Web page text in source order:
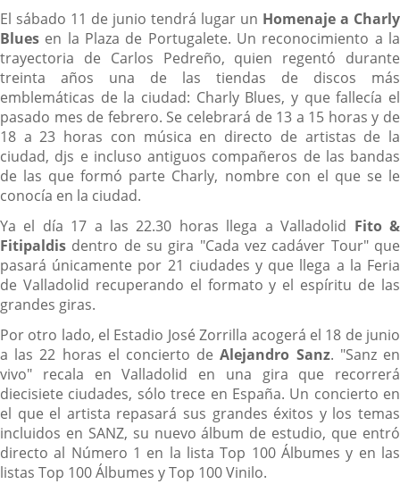
El sábado 11 de junio tendrá lugar un Homenaje a Charly
Blues en la Plaza de Portugalete. Un reconocimiento a la
trayectoria de Carlos Pedreño, quien regentó durante
treinta años una de las tiendas de discos más
emblemáticas de la ciudad: Charly Blues, y que fallecía el
pasado mes de febrero. Se celebrará de 13 a 15 horas y de
18 a 23 horas con música en directo de artistas de la
ciudad, djs e incluso antiguos compañeros de las bandas
de las que formó parte Charly, nombre con el que se le
conocía en la ciudad.
Ya el día 17 a las 22.30 horas llega a Valladolid Fito &
Fitipaldis dentro de su gira "Cada vez cadáver Tour" que
pasará únicamente por 21 ciudades y que llega a la Feria
de Valladolid recuperando el formato y el espíritu de las
grandes giras.
Por otro lado, el Estadio José Zorrilla acogerá el 18 de junio
a las 22 horas el concierto deAlejandro Sanz. "Sanz en
vivo" recala en Valladolid en una gira que recorrerá
diecisiete ciudades, sólo trece en España. Un concierto en
el que el artista repasará sus grandes éxitos y los temas
incluidos en SANZ, su nuevo álbum de estudio, que entró
directo al Número 1 en la lista Top 100 Álbumes y en las
listas Top 100 Álbumes y Top 100 Vinilo.